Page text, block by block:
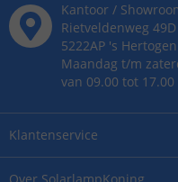
Klantenservice
Kantoor /
Rietveldenweg 49D
5222AP 's
Maandag t/m
van 09.00 tot